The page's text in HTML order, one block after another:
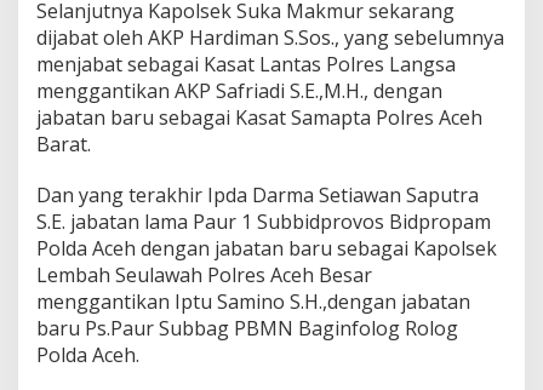
Selanjutnya Kapolsek Suka Makmur sekarang
dijabat oleh AKP Hardiman S.Sos., yang sebelumnya
menjabat sebagai Kasat Lantas Polres Langsa
menggantikan AKP Safriadi S.E.,M.H., dengan
jabatan baru sebagai Kasat Samapta Polres Aceh
Barat.
Dan yang terakhir Ipda Darma Setiawan Saputra
S.E. jabatan lama Paur 1 Subbidprovos Bidpropam
Polda Aceh dengan jabatan baru sebagai Kapolsek
Lembah Seulawah Polres Aceh Besar
menggantikan Iptu Samino S.H.,dengan jabatan
baru Ps.Paur Subbag PBMN Baginfolog Rolog
Polda Aceh.